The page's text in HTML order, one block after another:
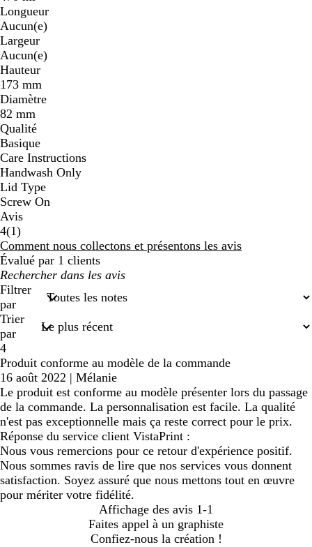
Longueur
Aucun(e)
Largeur
Aucun(e)
Hauteur
173 mm
Diamètre
82 mm
Qualité
Basique
Care Instructions
Handwash Only
Lid Type
Screw On
Avis
4(11
avis
)
Comment nous collectons et présentons les avis
Évalué par 1 clients
Mes
recherches
saisies
Filtrer
par
Trier
par
4
Produit conforme au modèle de la commande
16 août 2022 | Mélanie
Le produit est conforme au modèle présenter lors du passage
de la commande. La personnalisation est facile. La qualité
n'est pas exceptionnelle mais ça reste correct pour le prix.
Réponse du service client VistaPrint :
Nous vous remercions pour ce retour d'expérience positif.
Nous sommes ravis de lire que nos services vous donnent
satisfaction. Soyez assuré que nous mettons tout en œuvre
pour mériter votre fidélité.
Affichage des avis 1-1
Faites appel à un graphiste
Confiez-nous la création !